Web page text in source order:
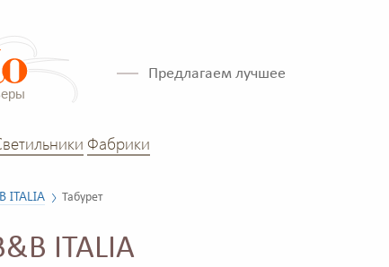
Предлагаем лучшее
Фабрики
ITALIA Табурет
ITALIA